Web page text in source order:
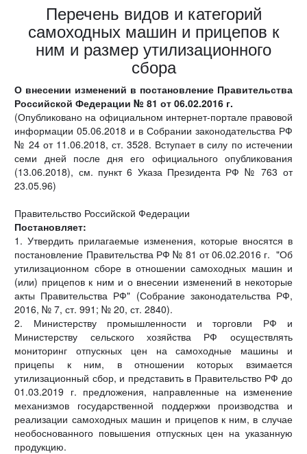
Перечень видов и категорий
самоходных машин и прицепов к
ним и размер утилизационного
сбора
О внесении изменений в постановление Правительства
Российской Федерации№ 81от 06.02.2016 г.
(Опубликовано на официальном интернет-портале правовой
информации05.06.2018 и в Собрании законодательства РФ
№ 24 от 11.06.2018, ст. 3528. Вступает в силу по истечении
семи дней после дня его официального опубликования
(13.06.2018), см. пункт 6 Указа Президента РФ № 763 от
23.05.96)
Правительство Российской Федерации
Постановляет:
1. Утвердить прилагаемые изменения, которые вносятся в
постановление Правительства РФ № 81 от 06.02.2016 г. "Об
утилизационном сборе в отношении самоходных машин и
(или) прицепов к ним и о внесении изменений в некоторые
акты Правительства РФ" (Собрание законодательства РФ,
2016, № 7, ст. 991; № 20, ст. 2840).
2. Министерству промышленности и торговли РФ и
Министерству сельского хозяйства РФ осуществлять
мониторинг отпускных цен на самоходные машины и
прицепы к ним, в отношении которых взимается
утилизационный сбор, и представить в Правительство РФ до
01.03.2019 г. предложения, направленные на изменение
механизмов государственной поддержки производства и
реализации самоходных машин и прицепов к ним, в случае
необоснованного повышения отпускных цен на указанную
продукцию.